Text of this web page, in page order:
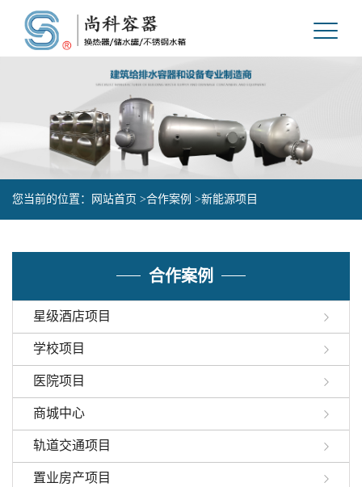
您当前的位置： 网站首页 >合作案例 >新能源项目
合作案例
星级酒店项目
学校项目
医院项目
商城中心
轨道交通项目
置业房产项目